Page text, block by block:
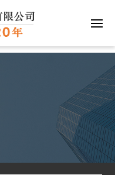
联系我们
15058811093